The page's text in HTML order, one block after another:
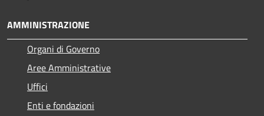
AMMINISTRAZIONE
Organi di Governo
Aree Amministrative
Uffici
Enti e fondazioni